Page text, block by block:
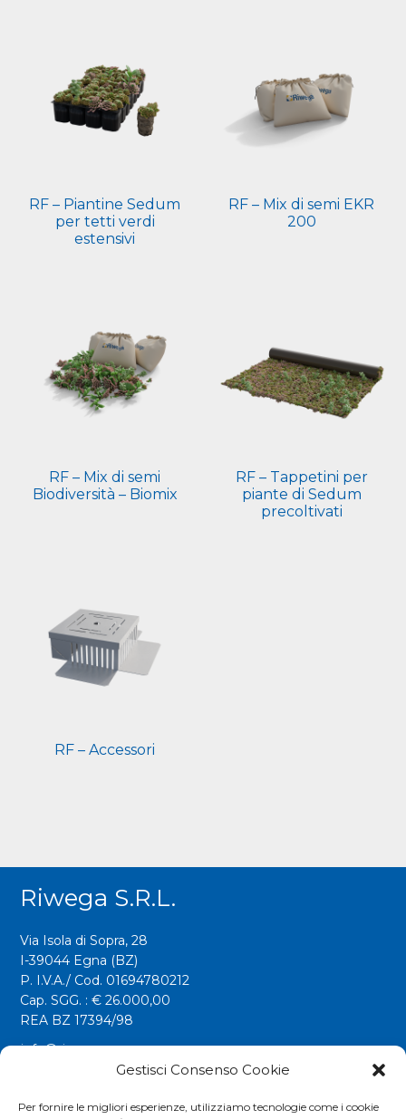
Gestisci Consenso Cookie
Per fornire le migliori esperienze, utilizziamo tecnologie come i cookie
RF – Piantine Sedum
per tetti verdi
estensivi
RF – Mix di semi EKR
200
RF – Mix di semi
Biodiversità – Biomix
RF – Tappetini per
piante di Sedum
precoltivati
RF – Accessori
Riwega S.r.l.
Via Isola di Sopra, 28
I-39044 Egna (BZ)
P. I.V.A./ Cod. 01694780212
Cap. SGG. : € 26.000,00
REA BZ 17394/98
info@riwega.com
riwega@legalmail.it